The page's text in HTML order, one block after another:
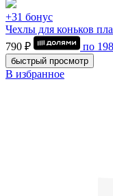
+31 бонус
Чехлы для коньков
790 ₽
по 198
быстрый просмотр
В избранное